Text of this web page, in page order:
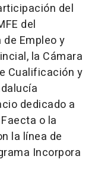
del
del
Empleo y
la Cámara
Cualificación y
dedicado a
o la
la línea de
Incorpora